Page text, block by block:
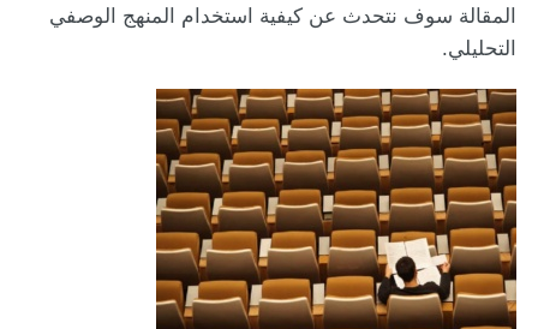
المقالة سوف نتحدث عن كيفية استخدام المنهج الوصفي
التحليلي.